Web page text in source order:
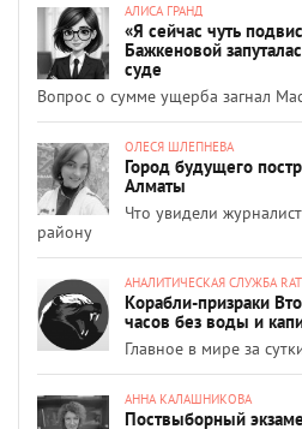
АЛИСА ГРАНД
«Я сейчас чуть
Бажкеновой
суде
Вопрос о сумме ущерба загнал
ОЛЕСЯ ШЛЕПНЕВА
Город будущего
Алматы
Что увидели
району
АНАЛИТИЧЕСКАЯ СЛУЖБА
Корабли-призраки
часов без воды и
Главное в мире за
АННА КАЛАШНИКОВА
Поствыборный